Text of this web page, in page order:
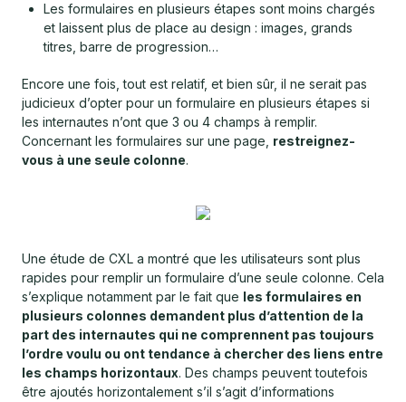
Les formulaires en plusieurs étapes sont moins chargés
et laissent plus de place au design : images, grands
titres, barre de progression…
Encore une fois, tout est relatif, et bien sûr, il ne serait pas
judicieux d’opter pour un formulaire en plusieurs étapes si
les internautes n’ont que 3 ou 4 champs à remplir.
Concernant les formulaires sur une page, restreignez-
vous à une seule colonne.
Une étude de CXL a montré que les utilisateurs sont plus
rapides pour remplir un formulaire d’une seule colonne. Cela
s’explique notamment par le fait que les formulaires en
plusieurs colonnes demandent plus d’attention de la
part des internautes qui ne comprennent pas toujours
l’ordre voulu ou ont tendance à chercher des liens entre
les champs horizontaux. Des champs peuvent toutefois
être ajoutés horizontalement s’il s’agit d’informations